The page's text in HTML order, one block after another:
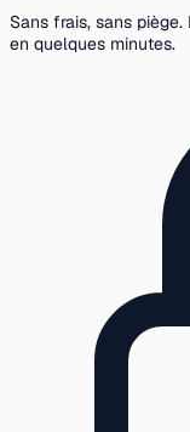
Sans frais, sans
en quelques minutes.